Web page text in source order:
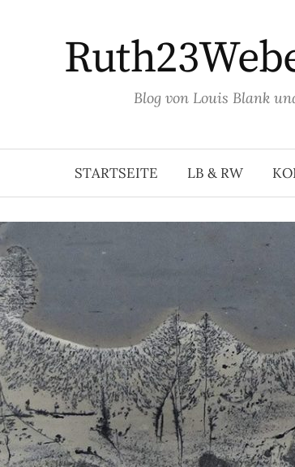
Blog von Louis Blank
STARTSEITE LB & RW